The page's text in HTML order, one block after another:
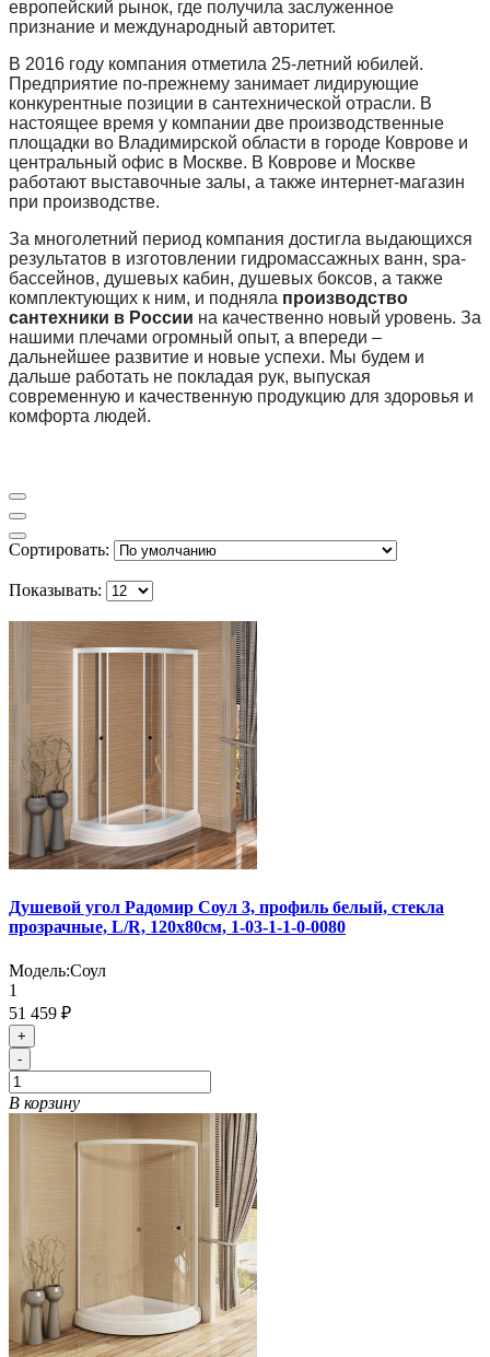
европейский рынок, где получила заслуженное
признание и международный авторитет.
В 2016 году компания отметила 25-летний юбилей.
Предприятие по-прежнему занимает лидирующие
конкурентные позиции в сантехнической отрасли. В
настоящее время у компании две производственные
площадки во Владимирской области в городе Коврове и
центральный офис в Москве. В Коврове и Москве
работают выставочные залы, а также интернет-магазин
при производстве.
За многолетний период компания достигла выдающихся
результатов в изготовлении гидромассажных ванн, spa-
бассейнов, душевых кабин, душевых боксов, а также
комплектующих к ним, и подняла производство
сантехники в России на качественно новый уровень. За
нашими плечами огромный опыт, а впереди –
дальнейшее развитие и новые успехи. Мы будем и
дальше работать не покладая рук, выпуская
современную и качественную продукцию для здоровья и
комфорта людей.
Сортировать:
Показывать:
Душевой угол Радомир Соул 3, профиль белый, стекла
прозрачные, L/R, 120х80см, 1-03-1-1-0-0080
Модель:Соул
1
51 459 ₽
+
-
В корзину